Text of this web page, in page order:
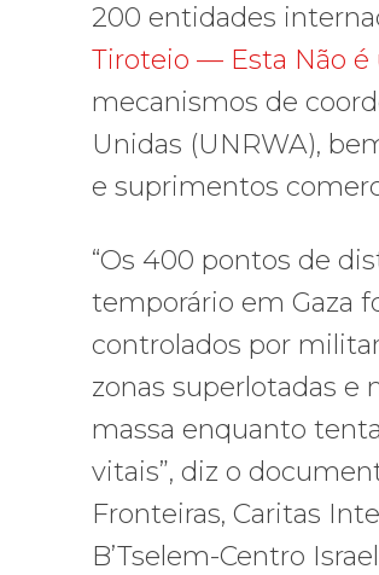
200 entidades
Tiroteio — Esta Não é
mecanismos de
Unidas (UNRWA),
e suprimentos
“Os 400 pontos de
temporário em Gaza
controlados por
zonas superlotadas e
massa enquanto
vitais”, diz o
Fronteiras, Caritas
B’Tselem-Centro